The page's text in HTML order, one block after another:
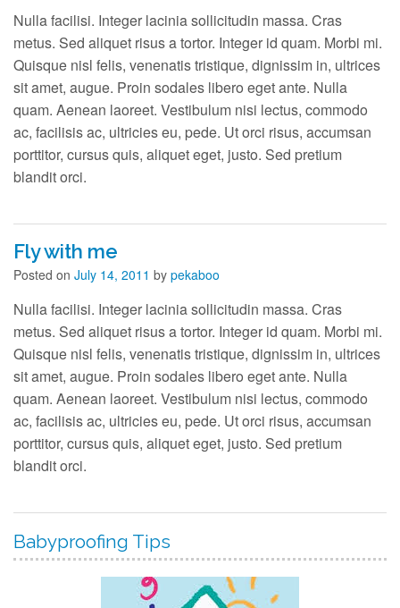
Nulla facilisi. Integer lacinia sollicitudin massa. Cras
metus. Sed aliquet risus a tortor. Integer id quam. Morbi mi.
Quisque nisl felis, venenatis tristique, dignissim in, ultrices
sit amet, augue. Proin sodales libero eget ante. Nulla
quam. Aenean laoreet. Vestibulum nisi lectus, commodo
ac, facilisis ac, ultricies eu, pede. Ut orci risus, accumsan
porttitor, cursus quis, aliquet eget, justo. Sed pretium
blandit orci.
Fly with me
Posted on July 14, 2011 by pekaboo
Nulla facilisi. Integer lacinia sollicitudin massa. Cras
metus. Sed aliquet risus a tortor. Integer id quam. Morbi mi.
Quisque nisl felis, venenatis tristique, dignissim in, ultrices
sit amet, augue. Proin sodales libero eget ante. Nulla
quam. Aenean laoreet. Vestibulum nisi lectus, commodo
ac, facilisis ac, ultricies eu, pede. Ut orci risus, accumsan
porttitor, cursus quis, aliquet eget, justo. Sed pretium
blandit orci.
Babyproofing Tips